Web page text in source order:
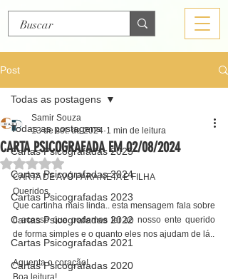
Post
Todas as postagens
Cartas Psicografadas 2025
Cartas Psicografadas 2024
Cartas Psicografadas 2023
Cartas Psicografadas 2022
Cartas Psicografadas 2021
Cartas Psicografadas 2020
Todas as postagens
CARTA PSICOGRAFADA EM 02/08/2024
Samir Souza
13 de set. de 2024 1 min de leitura
Avaliado com NaN de 5 estrelas.
CARTA DE AVÓ PARA NETA E FILHA
Queridos,
Que cartinha mais linda.. esta mensagem fala sobre
o acesso que podemos ter ao nosso ente querido
Aguenta o coração!
Boa leitura!